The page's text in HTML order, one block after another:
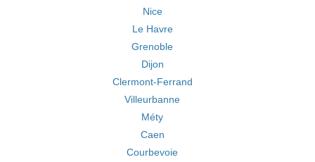
Nice
Le Havre
Grenoble
Dijon
Clermont-Ferrand
Villeurbanne
Méty
Caen
Courbevoie